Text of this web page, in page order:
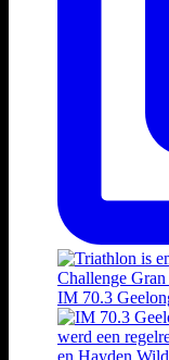
IM 70.3